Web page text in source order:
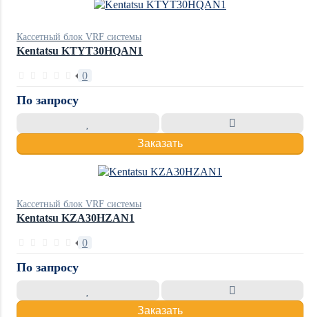
Кассетный блок VRF системы
Kentatsu KTYT30HQAN1
0
По запросу
Заказать
Кассетный блок VRF системы
Kentatsu KZA30HZAN1
0
По запросу
Заказать